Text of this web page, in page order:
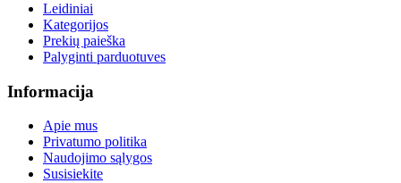
Leidiniai
Kategorijos
Prekių paieška
Palyginti parduotuves
Informacija
Apie mus
Privatumo politika
Naudojimo sąlygos
Susisiekite